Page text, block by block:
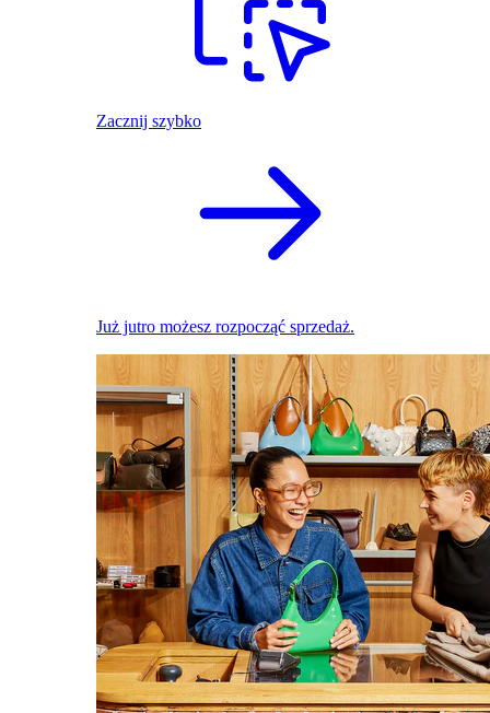
Zacznij szybko
Już jutro możesz rozpocząć sprzedaż.